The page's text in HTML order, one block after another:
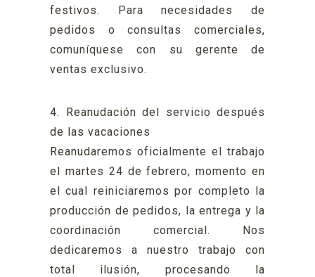
festivos. Para necesidades de
pedidos o consultas comerciales,
comuníquese con su gerente de
ventas exclusivo.
4. Reanudación del servicio después
de las vacaciones
Reanudaremos oficialmente el trabajo
el martes 24 de febrero, momento en
el cual reiniciaremos por completo la
producción de pedidos, la entrega y la
coordinación comercial. Nos
dedicaremos a nuestro trabajo con
total ilusión, procesando la